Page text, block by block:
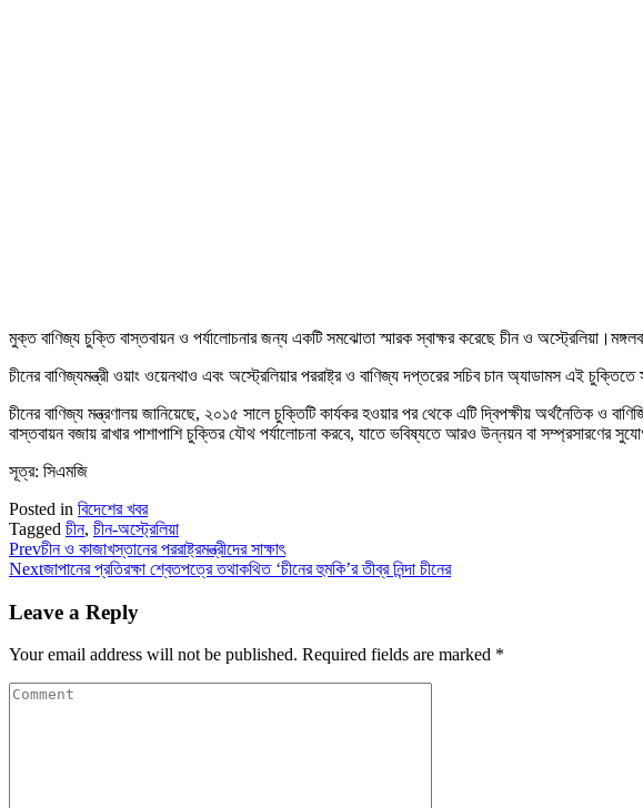
মুক্ত বাণিজ্য চুক্তি বাস্তবায়ন ও পর্যালোচনার জন্য একটি সমঝোতা স্মারক স্বাক্ষর করেছে চীন ও
চীনের বাণিজ্যমন্ত্রী ওয়াং ওয়েনথাও এবং অস্ট্রেলিয়ার পররাষ্ট্র ও বাণিজ্য দপ্তরের সচিব চান অ্যাডামস এই
চীনের বাণিজ্য মন্ত্রণালয় জানিয়েছে, ২০১৫ সালে চুক্তিটি কার্যকর হওয়ার পর থেকে এটি দ্বিপক্ষীয় অর্থনৈতিক
বাস্তবায়ন বজায় রাখার পাশাপাশি চুক্তির যৌথ পর্যালোচনা করবে, যাতে ভবিষ্যতে আরও উন্নয়ন বা সম্প্রসারণের
সূত্র: সিএমজি
Posted in বিদেশের খবর
Tagged চীন, চীন-অস্ট্রেলিয়া
Prevচীন ও কাজাখস্তানের পররাষ্ট্রমন্ত্রীদের সাক্ষাৎ
Nextজাপানের প্রতিরক্ষা শ্বেতপত্রে তথাকথিত ‘চীনের হুমকি’র তীব্র নিন্দা চীনের
Leave a Reply
Your email address will not be published. Required fields are marked *